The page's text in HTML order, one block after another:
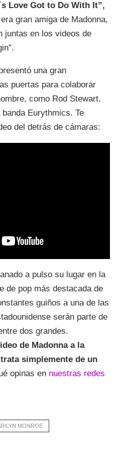
Love Got to Do With It”,
gran amiga de Madonna,
juntas en los videos de
una gran
puertas para colaborar
como Rod Stewart,
Eurythmics. Te
del detrás de cámaras:
a pulso su lugar en la
de pop más destacada de
guiños a una de las
serán parte de
dos grandes.
de Madonna a la
simplemente de un
opinas en nuestras redes
MONROE